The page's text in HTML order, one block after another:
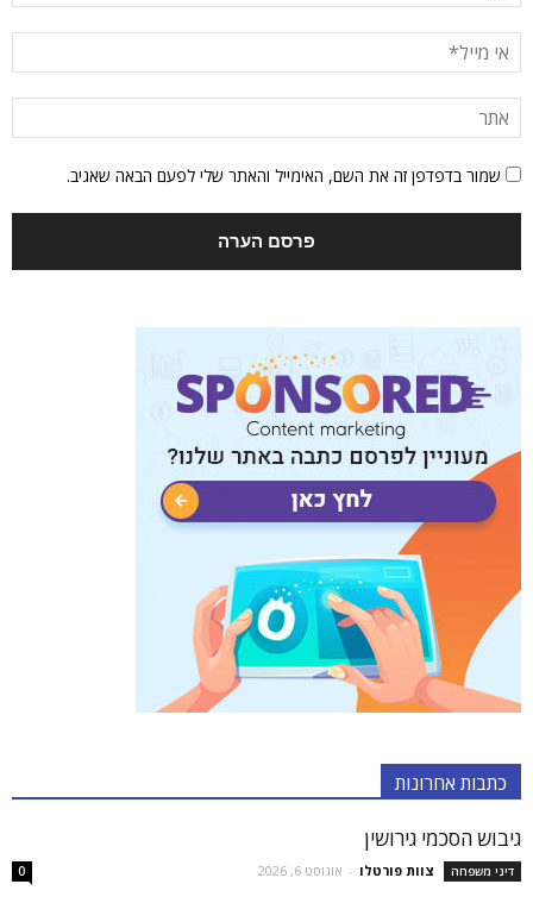
שמור בדפדפן זה את השם, האימייל והאתר שלי לפעם הבאה שאגיב.
כתבות אחרונות
גיבוש הסכמי גירושין
דיני משפחה צוות פורטלו - אוגוסט 6, 2026 0